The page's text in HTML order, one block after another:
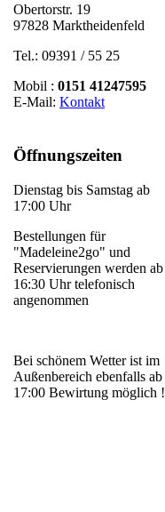
Obertorstr. 19
97828 Marktheidenfeld
Tel.: 09391 / 55 25
Mobil : 0151 41247595
E-Mail: Kontakt
Öffnungszeiten
Dienstag bis Samstag ab
17:00 Uhr
Bestellungen für
"Madeleine2go" und
Reservierungen werden ab
16:30 Uhr telefonisch
angenommen
Bei schönem Wetter ist im
Außenbereich ebenfalls ab
17:00 Bewirtung möglich !